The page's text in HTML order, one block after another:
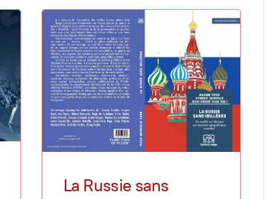
La Russie sans